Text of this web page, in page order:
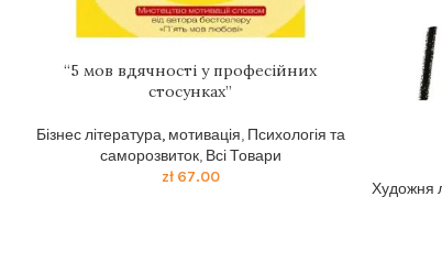
“5 мов вдячності у професійних
стосунках”
Бізнес література, мотивація, Психологія та
саморозвиток, Всі Товари
zł67.00
Художня